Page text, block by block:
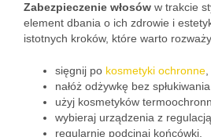
Zabezpieczenie włosów w trakcie
element dbania o ich zdrowie i
istotnych kroków, które warto
sięgnij po kosmetyki ochronne
nałóż odżywkę bez
użyj kosmetyków
wybieraj urządzenia z
regularnie podcinaj końcówki.